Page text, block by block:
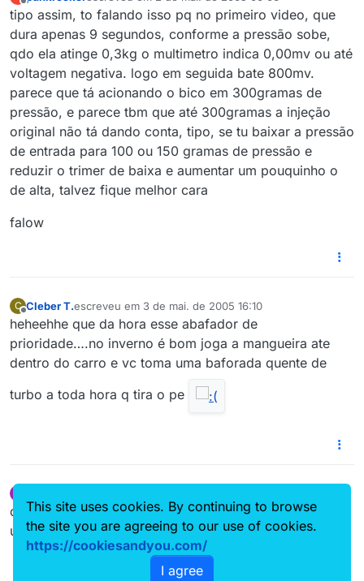
última edição por
tipo assim, to falando isso pq no primeiro video, que
dura apenas 9 segundos, conforme a pressão sobe,
qdo ela atinge 0,3kg o multimetro indica 0,00mv ou até
voltagem negativa. logo em seguida bate 800mv.
parece que tá acionando o bico em 300gramas de
pressão, e parece tbm que até 300gramas a injeção
original não tá dando conta, tipo, se tu baixar a pressão
de entrada para 100 ou 150 gramas de pressão e
reduzir o trimer de baixa e aumentar um pouquinho o
de alta, talvez fique melhor cara
falow
C
Offline
Cleber T.escreveu em 3 de mai. de 2005 16:10
última edição por
heheehhe que da hora esse abafador de
prioridade….no inverno é bom joga a mangueira ate
dentro do carro e vc toma uma baforada quente de
turbo a toda hora q tira o pe
Offline última edição por
dependendo da pressão que o carro anda, não é bom
usar esse abafador não.
This site uses cookies. By continuing to browse
the site you are agreeing to our use of cookies.
https://cookiesandyou.com/
I agree